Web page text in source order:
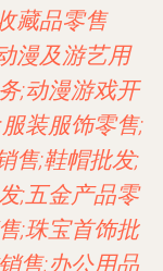
藏品零售
漫及游艺用
;动漫游戏开
装服饰零售;
售;鞋帽批发;
;五金产品零
;珠宝首饰批
售;办公用品